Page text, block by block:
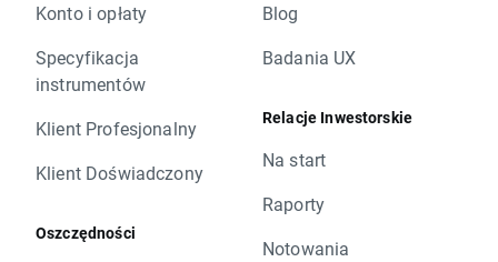
Konto i opłaty
Specyfikacja
instrumentów
Klient Profesjonalny
Klient Doświadczony
Oszczędności
Blog
Badania UX
Relacje Inwestorskie
Na start
Raporty
Notowania